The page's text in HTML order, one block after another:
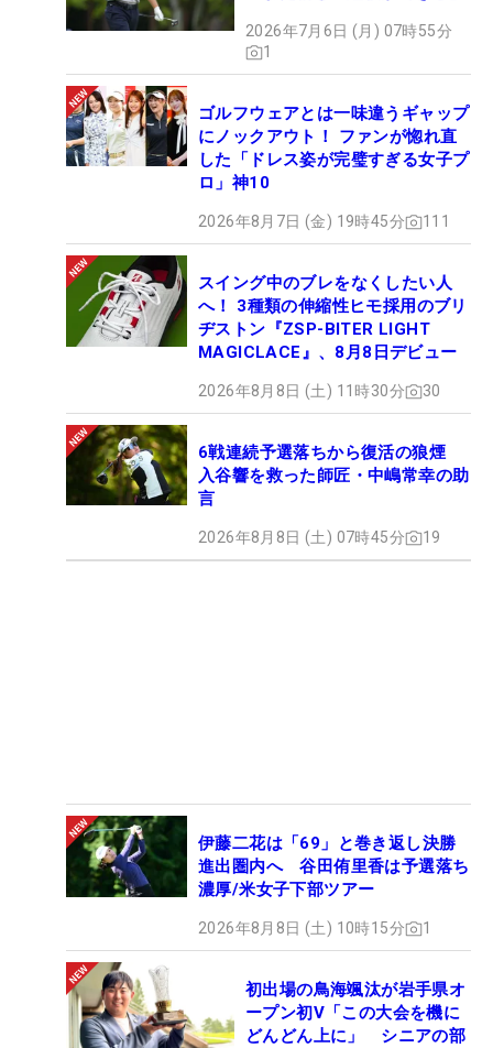
2026年7月6日 (月) 07時55分
1
ゴルフウェアとは一味違うギャップ
にノックアウト！ ファンが惚れ直
した「ドレス姿が完璧すぎる女子プ
ロ」神10
2026年8月7日 (金) 19時45分 111
スイング中のブレをなくしたい人
へ！ 3種類の伸縮性ヒモ採用のブリ
ヂストン『ZSP-BITER LIGHT
MAGICLACE』、8月8日デビュー
2026年8月8日 (土) 11時30分 30
6戦連続予選落ちから復活の狼煙
入谷響を救った師匠・中嶋常幸の助
言
2026年8月8日 (土) 07時45分 19
伊藤二花は「69」と巻き返し決勝
進出圏内へ 谷田侑里香は予選落ち
濃厚/米女子下部ツアー
2026年8月8日 (土) 10時15分 1
初出場の鳥海颯汰が岩手県オ
ープン初V「この大会を機に
どんどん上に」 シニアの部